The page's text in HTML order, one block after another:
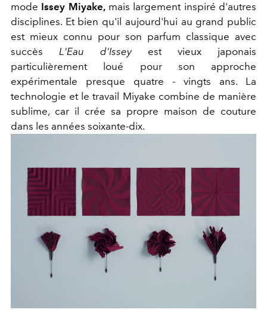
mode Issey Miyake,mais largement inspiré d'autres
disciplines. Et bien qu'il aujourd'hui au grand public
est mieux connu pour son parfum classique avec
succès L'Eau d'Isseyest vieux japonais
particulièrement loué pour son approche
expérimentale presque quatre - vingts ans. La
technologie et le travail Miyake combine de manière
sublime, car il crée sa propre maison de couture
dans les années soixante-dix.